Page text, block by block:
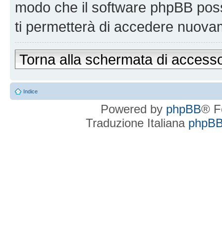
modo che il software phpBB
ti permetterà di accedere
Torna alla schermata di
Indice
Powered by phpBB®
Traduzione Italiana